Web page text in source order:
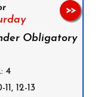
Obligatory
4
12-13
>>